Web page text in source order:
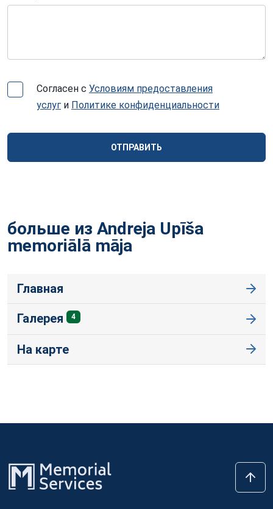
Согласен с Условиям предоставления
услуг и Политике конфиденциальности
ОТПРАВИТЬ
больше из Andreja Upīša
memoriālā māja
Главная
Галерея 4
На карте